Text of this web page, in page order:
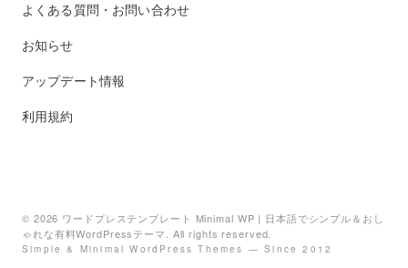
よくある質問・お問い合わせ
お知らせ
アップデート情報
利用規約
© 2026 ワードプレステンプレート Minimal WP | 日本語でシンプル＆おし
ゃれな有料WordPressテーマ
. All rights reserved.
Simple & Minimal WordPress Themes — Since 2012